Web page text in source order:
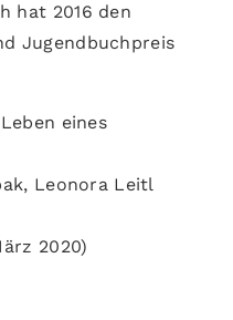
hat 2016 den
Jugendbuchpreis
eines
Leonora Leitl
2020)